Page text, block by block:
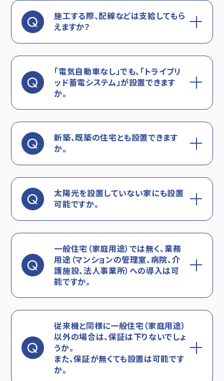
施工する際、配線などは支給してもら
えますか？
「電気自動車なし」でも、「トライブリ
ッド蓄電システム」が設置できます
か。
新築、既築の住宅とも設置できます
か。
太陽光を設置していない家にも設置
可能ですか。
一般住宅（家庭用途）では無く、業務
用途（マンションの管理室、病院、介
護施設、法人事業所）への導入は可
能ですか。
従来機と同様に一般住宅（家庭用途）
以外の場合は、保証は下りないでしょ
うか。
また、保証が無くても設置は可能です
か。